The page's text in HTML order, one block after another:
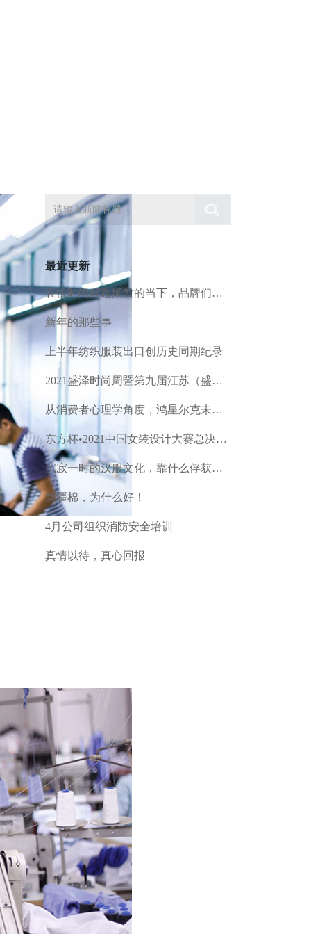
最近更新
在快时尚问题频发的当下，品牌们不妨在产品质量上多下点功夫。
新年的那些事
上半年纺织服装出口创历史同期纪录
2021盛泽时尚周暨第九届江苏（盛泽）纺织品博览会
从消费者心理学角度，鸿星尔克未来该走高端路线吗？
东方杯•2021中国女装设计大赛总决赛完美落幕
沉寂一时的汉服文化，靠什么俘获了现代年轻人的芳心？
新疆棉，为什么好！
4月公司组织消防安全培训
真情以待，真心回报